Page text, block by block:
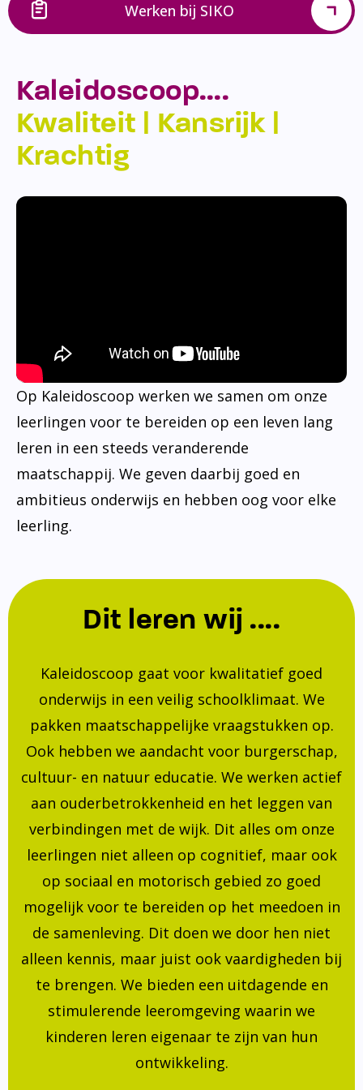
Werken bij SIKO
Kaleidoscoop….
Kwaliteit | Kansrijk |
Krachtig
Op Kaleidoscoop werken we samen om onze
leerlingen voor te bereiden op een leven lang
leren in een steeds veranderende
maatschappij. We geven daarbij goed en
ambitieus onderwijs en hebben oog voor elke
leerling.
Dit leren wij ....
Kaleidoscoop gaat voor kwalitatief goed
onderwijs in een veilig schoolklimaat. We
pakken maatschappelijke vraagstukken op.
Ook hebben we aandacht voor burgerschap,
cultuur- en natuur educatie. We werken actief
aan ouderbetrokkenheid en het leggen van
verbindingen met de wijk. Dit alles om onze
leerlingen niet alleen op cognitief, maar ook
op sociaal en motorisch gebied zo goed
mogelijk voor te bereiden op het meedoen in
de samenleving. Dit doen we door hen niet
alleen kennis, maar juist ook vaardigheden bij
te brengen. We bieden een uitdagende en
stimulerende leeromgeving waarin we
kinderen leren eigenaar te zijn van hun
ontwikkeling.